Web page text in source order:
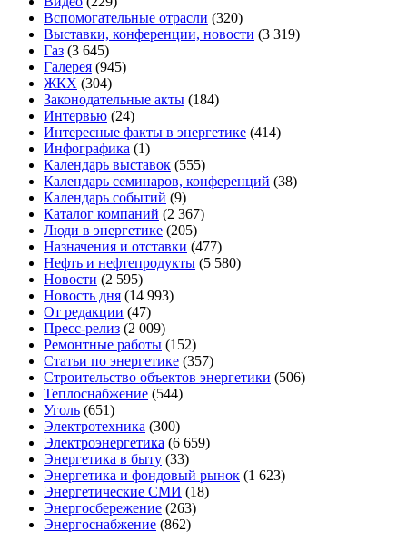
Вспомогательные отрасли (320)
Выставки, конференции, новости (3 319)
Газ (3 645)
Галерея (945)
ЖКХ (304)
Законодательные акты (184)
Интервью (24)
Интересные факты в энергетике (414)
Инфографика (1)
Календарь выставок (555)
Календарь семинаров, конференций (38)
Календарь событий (9)
Каталог компаний (2 367)
Люди в энергетике (205)
Назначения и отставки (477)
Нефть и нефтепродукты (5 580)
Новости (2 595)
Новость дня (14 993)
От редакции (47)
Пресс-релиз (2 009)
Ремонтные работы (152)
Статьи по энергетике (357)
Строительство объектов энергетики (506)
Теплоснабжение (544)
Уголь (651)
Электротехника (300)
Электроэнергетика (6 659)
Энергетика в быту (33)
Энергетика и фондовый рынок (1 623)
Энергетические СМИ (18)
Энергосбережение (263)
Энергоснабжение (862)